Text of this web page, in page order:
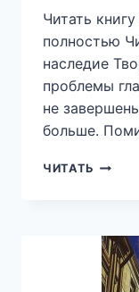
Читать
полностью
наследие
проблемы
не
больше.
ЧИТАТЬ ЭРА
СЕРГЕЙ